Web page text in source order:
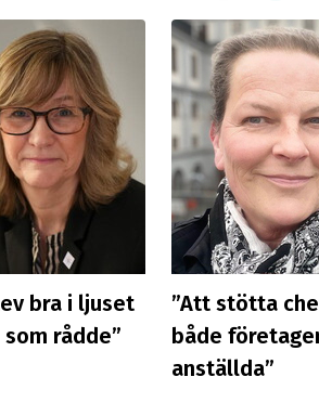
bra i ljuset
rådde”
”Att stötta
både
anställda”